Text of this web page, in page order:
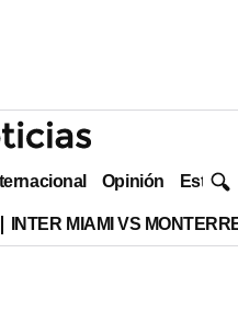
Opinión Estilo
INTER MIAMI VS